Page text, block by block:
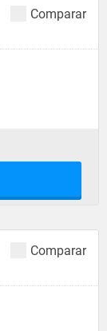
Comparar
Comparar